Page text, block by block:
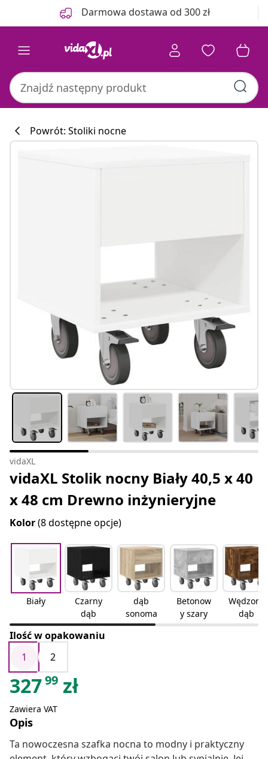
Darmowa dostawa od 300 zł
Powrót: Stoliki nocne
vidaXL
vidaXL Stolik nocny Biały 40,5 x 40
x 48 cm Drewno inżynieryjne
Kolor(8 dostępne opcje)
Biały
Czarny
dąb
dąb
sonoma
Betonow
y szary
Wędzony
dąb
Ilość w opakowaniu
1
2
32799 zł
Zawiera VAT
Opis
Ta nowoczesna szafka nocna to modny i praktyczny